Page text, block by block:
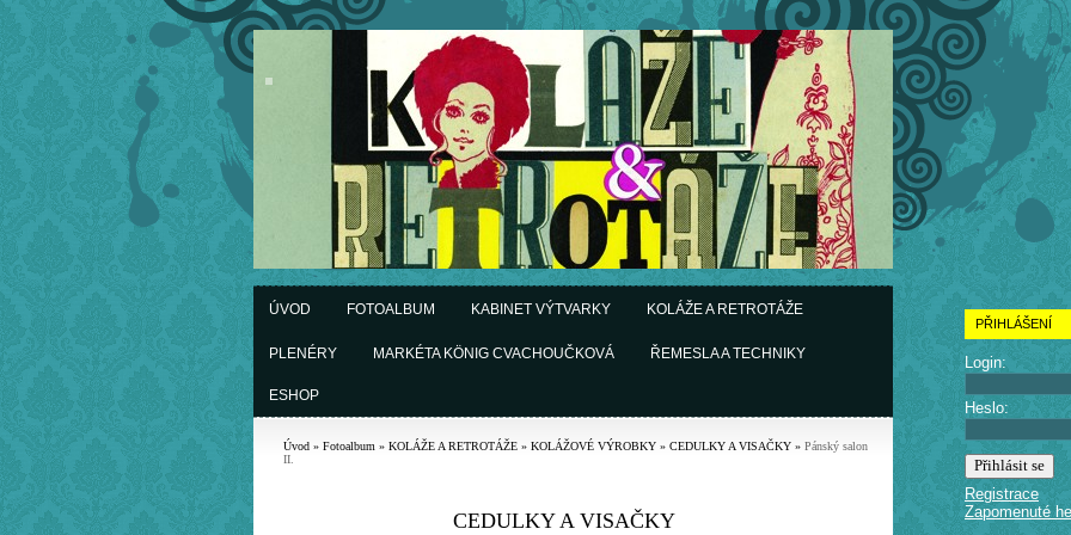
ÚVOD FOTOALBUM KABINET VÝTVARKY KOLÁŽE A RETROTÁŽE
PLENÉRY MARKÉTA KÖNIG CVACHOUČKOVÁ ŘEMESLA A TECHNIKY
ESHOP
Úvod » Fotoalbum » KOLÁŽE A RETROTÁŽE » KOLÁŽOVÉ VÝROBKY » CEDULKY A VISAČKY » Pánský salon
II.
CEDULKY A VISAČKY
PŘIHLÁŠENÍ
Login:
Heslo:
Registrace
Zapomenuté